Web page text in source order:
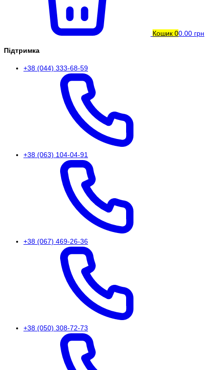
Кошик 00.00 грн
Підтримка
+38 (044) 333-68-59
+38 (063) 104-04-91
+38 (067) 469-26-36
+38 (050) 308-72-73